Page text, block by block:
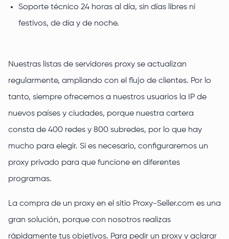
Soporte técnico 24 horas al día, sin días libres ni
festivos, de día y de noche.
Nuestras listas de servidores proxy se actualizan
regularmente, ampliando con el flujo de clientes. Por lo
tanto, siempre ofrecemos a nuestros usuarios la IP de
nuevos países y ciudades, porque nuestra cartera
consta de 400 redes y 800 subredes, por lo que hay
mucho para elegir. Si es necesario, configuraremos un
proxy privado para que funcione en diferentes
programas.
La compra de un proxy en el sitio Proxy-Seller.com es una
gran solución, porque con nosotros realizas
rápidamente tus objetivos. Para pedir un proxy y aclarar